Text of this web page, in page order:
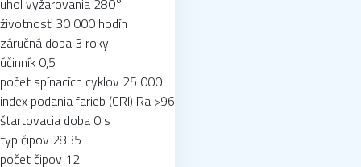
uhol vyžarovania 280°
životnosť 30 000 hodín
záručná doba 3 roky
účinník 0,5
počet spínacích cyklov 25 000
index podania farieb (CRI) Ra >96
štartovacia doba 0 s
typ čipov 2835
počet čipov 12